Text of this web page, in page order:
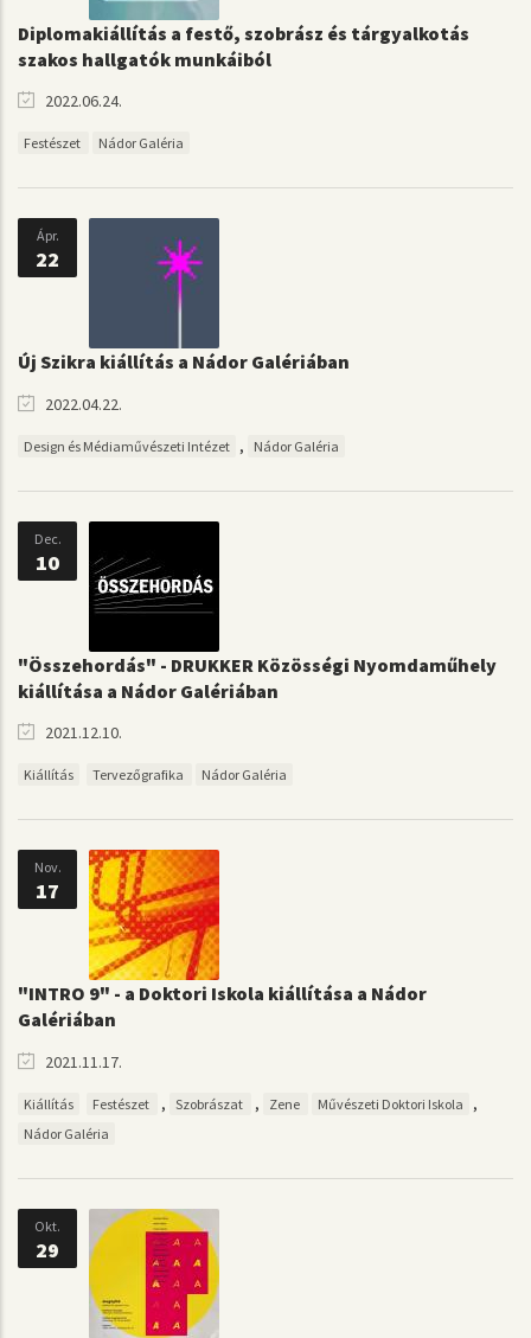
Diplomakiállítás a festő, szobrász és tárgyalkotás
szakos hallgatók munkáiból
2022.06.24.
Festészet Nádor Galéria
Ápr.
22
Új Szikra kiállítás a Nádor Galériában
2022.04.22.
Design és Médiaművészeti Intézet , Nádor Galéria
Dec.
10
"Összehordás" - DRUKKER Közösségi Nyomdaműhely
kiállítása a Nádor Galériában
2021.12.10.
Kiállítás Tervezőgrafika Nádor Galéria
Nov.
17
"INTRO 9" - a Doktori Iskola kiállítása a Nádor
Galériában
2021.11.17.
Kiállítás Festészet , Szobrászat , Zene Művészeti Doktori Iskola ,
Nádor Galéria
Okt.
29